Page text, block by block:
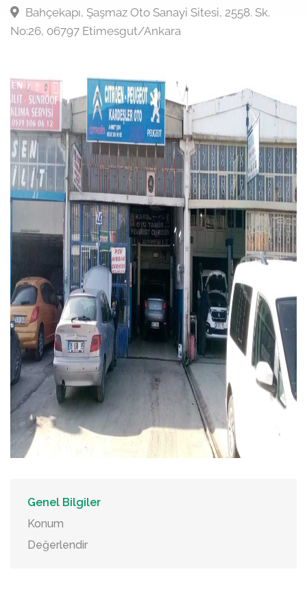
Bahçekapı, Şaşmaz Oto Sanayi Sitesi, 2558. Sk.
No:26, 06797 Etimesgut/Ankara
Genel Bilgiler
Konum
Değerlendir